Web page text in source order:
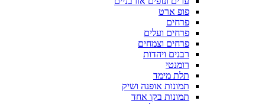
פופ ארט
פרחים
פרחים ועלים
פרחים וצמחים
רבנים ויהדות
רומנטי
תלת מימד
תמונות אופנה ושיק
תמונות בקו אחד